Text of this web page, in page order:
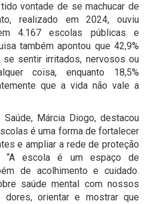
vontade de se machucar de
realizado em 2024, ouviu
4.167 escolas públicas e
também apontou que 42,9%
sentir irritados, nervosos ou
coisa, enquanto 18,5%
que a vida não vale a
Márcia Diogo, destacou
é uma forma de fortalecer
e ampliar a rede de proteção
“A escola é um espaço de
de acolhimento e cuidado.
saúde mental com nossos
dores, orientar e mostrar que